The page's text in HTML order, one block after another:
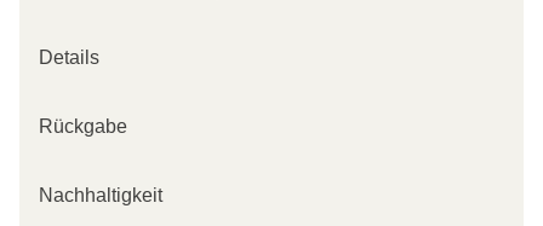
Details
Rückgabe
Nachhaltigkeit